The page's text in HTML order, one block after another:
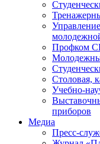
Профком
Столовая,
Учебно-
приборов
Медиа
Пресс-